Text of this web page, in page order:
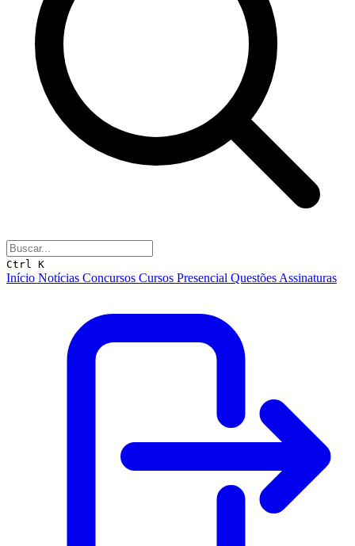
Ctrl K
Início Notícias Concursos Cursos Presencial Questões Assinaturas